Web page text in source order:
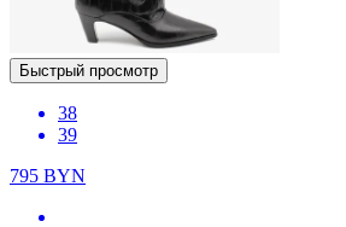
Быстрый просмотр
38
39
795 BYN